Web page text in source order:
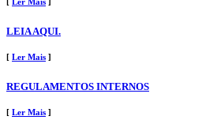
LEIA AQUI.
[ Ler Mais ]
REGULAMENTOS INTERNOS
[ Ler Mais ]